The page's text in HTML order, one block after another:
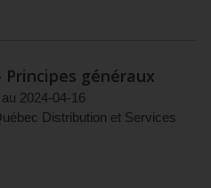
généraux
au 2024-04-16
Distribution et Services